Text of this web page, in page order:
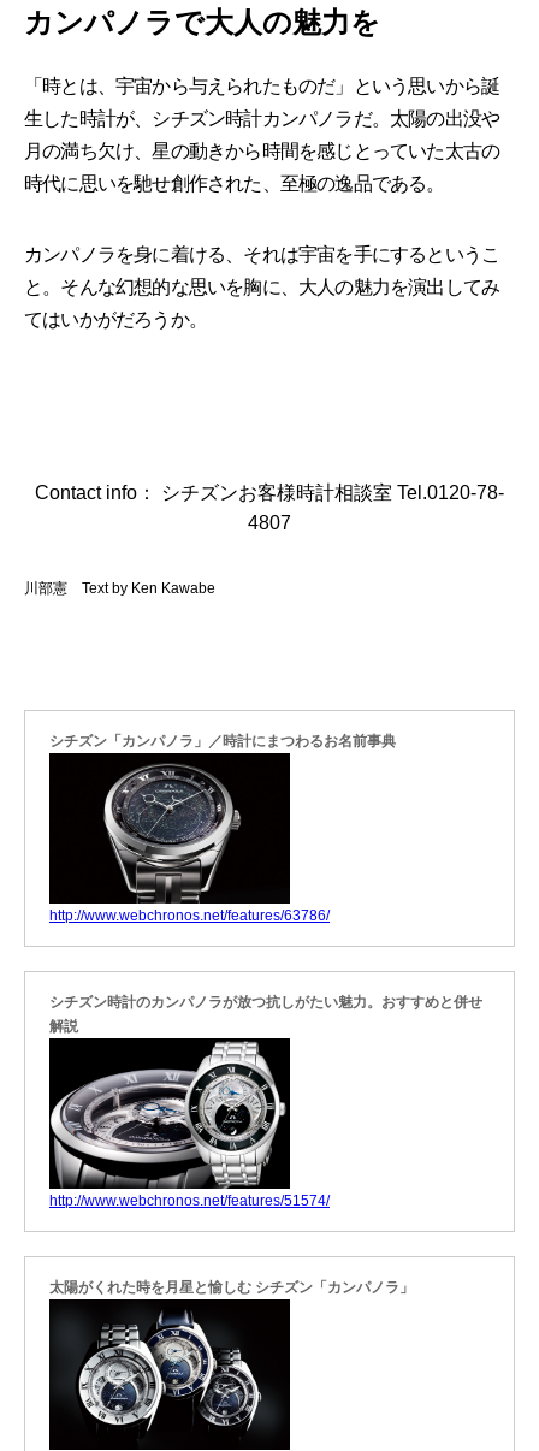
カンパノラで大人の魅力を
「時とは、宇宙から与えられたものだ」という思いから誕
生した時計が、シチズン時計カンパノラだ。太陽の出没や
月の満ち欠け、星の動きから時間を感じとっていた太古の
時代に思いを馳せ創作された、至極の逸品である。
カンパノラを身に着ける、それは宇宙を手にするというこ
と。そんな幻想的な思いを胸に、大人の魅力を演出してみ
てはいかがだろうか。
Contact info： シチズンお客様時計相談室 Tel.0120-78-
4807
川部憲 Text by Ken Kawabe
シチズン「カンパノラ」／時計にまつわるお名前事典
http://www.webchronos.net/features/63786/
シチズン時計のカンパノラが放つ抗しがたい魅力。おすすめと併せ
解説
http://www.webchronos.net/features/51574/
太陽がくれた時を月星と愉しむ シチズン「カンパノラ」